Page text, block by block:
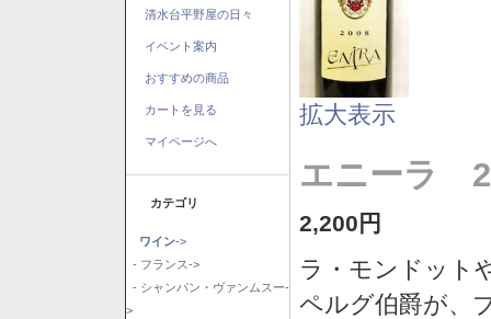
清水台平野屋の日々
イベント案内
おすすめの商品
カートを見る
マイページへ
カテゴリ
ワイン->
- フランス->
- シャンパン・ヴァンムスー-
>
拡大表示
エニーラ
2,200円
ラ・モンドット
ペルグ伯爵が、